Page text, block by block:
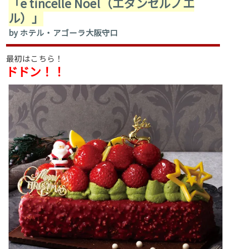
ル）」
by ホテル・アゴーラ大阪守口
最初はこちら！
ドドン！！